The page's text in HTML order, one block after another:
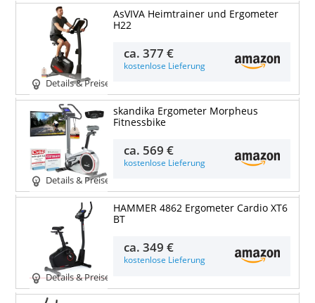
Details & Preise
AsVIVA Heimtrainer und Ergometer
H22
ca.377 €
kostenlose Lieferung
Details & Preise
skandika Ergometer Morpheus
Fitnessbike
ca. 569 €
kostenlose Lieferung
Details & Preise
HAMMER 4862 Ergometer Cardio XT6
BT
ca.349 €
kostenlose Lieferung